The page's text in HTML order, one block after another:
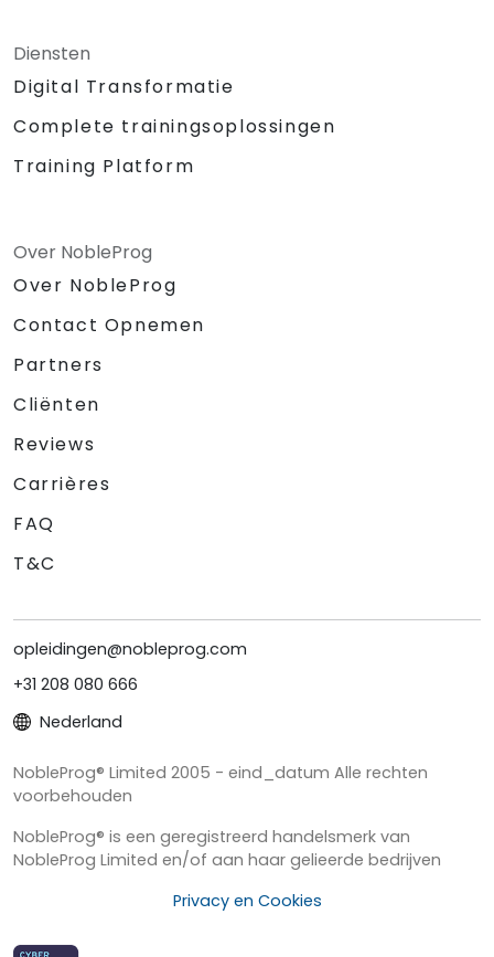
Diensten
Digital Transformatie
Complete trainingsoplossingen
Training Platform
Over NobleProg
Over NobleProg
Contact Opnemen
Partners
Cliënten
Reviews
Carrières
FAQ
T&C
opleidingen@nobleprog.com
+31 208 080 666
Nederland
NobleProg® Limited 2005 - eind_datum Alle rechten
voorbehouden
NobleProg® is een geregistreerd handelsmerk van
NobleProg Limited en/of aan haar gelieerde bedrijven
Privacy en Cookies